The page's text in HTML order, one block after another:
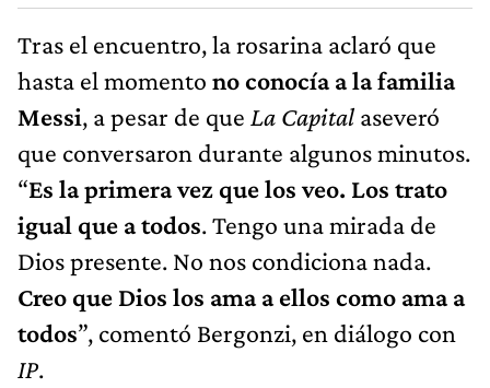
Tras el encuentro, la rosarina aclaró que
hasta el momento no conocía a la familia
Messi, a pesar de que La Capital aseveró
que conversaron durante algunos minutos.
“Es la primera vez que los veo. Los trato
igual que a todos. Tengo una mirada de
Dios presente. No nos condiciona nada.
Creo que Dios los ama a ellos como ama a
todos”, comentó Bergonzi, en diálogo con
IP.